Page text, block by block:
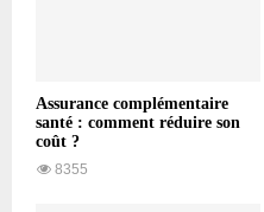
Assurance complémentaire
santé : comment réduire son
coût ?
8355